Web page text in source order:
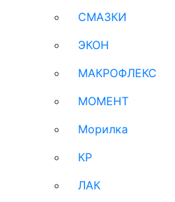
СМАЗКИ
ЭКОН
МАКРОФЛЕКС
МОМЕНТ
Морилка
КР
ЛАК